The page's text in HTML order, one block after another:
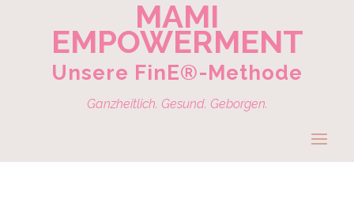
MAMI
EMPOWERMENT
Unsere FinE®-Methode
Ganzheitlich. Gesund. Geborgen.